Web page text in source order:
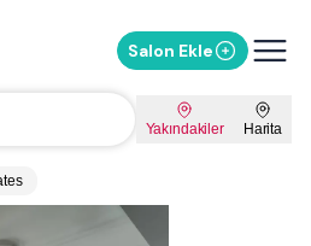
Salon Ekle
Yakındakiler Harita